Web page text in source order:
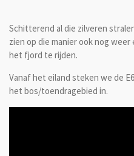
Schitterend al die zilveren
zien op die manier ook nog
het fjord te rijden.
Vanaf het eiland steken we de
het bos/toendragebied in.